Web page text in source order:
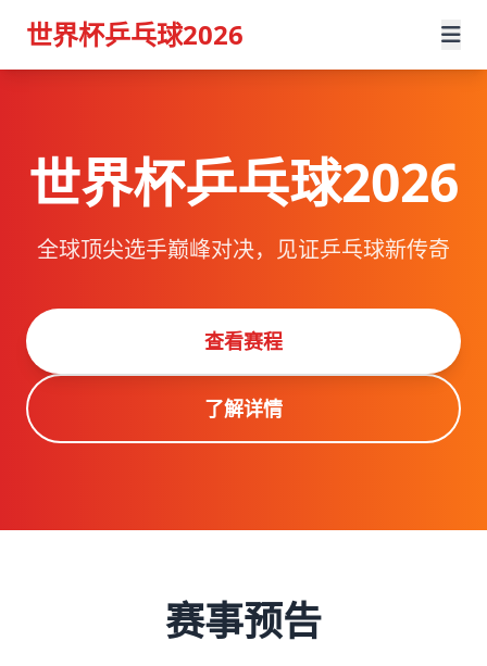
世界杯乒乓球2026
世界杯乒乓球2026
全球顶尖选手巅峰对决，见证乒乓球新传奇
查看赛程
了解详情
赛事预告